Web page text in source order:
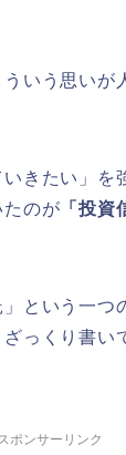
いう思いが
きたい」を
たのが 「投資
という一つ
っくり書い
ポンサーリンク